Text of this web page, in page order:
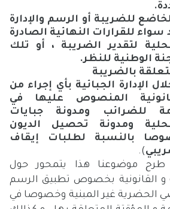
.
للضريبة أو الرسم والإدارة
سواء للقرارات النهائية الصادرة
لتقدير الضريبة ، أو تلك
الوطنية للنظر.
بالضريبة
الإدارة الجبائية بأي إجراء من
المنصوص عليها في
للضرائب ومدونة جبايات
ومدونة تحصيل الديون
بالنسبة لطلبات إيقاف
)
.
طرح موضوعنا هذا يتمحور حول
و القانونية بخصوص تطبيق الرسم
الحضرية غير المبنية وخصوصا في